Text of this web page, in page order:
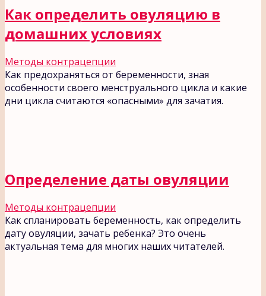
Как определить овуляцию в
домашних условиях
Методы контрацепции
Как предохраняться от беременности, зная
особенности своего менструального цикла и какие
дни цикла считаются «опасными» для зачатия.
Определение даты овуляции
Методы контрацепции
Как спланировать беременность, как определить
дату овуляции, зачать ребенка? Это очень
актуальная тема для многих наших читателей.